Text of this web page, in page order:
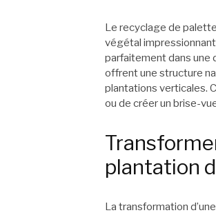
Le recyclage de
végétal
parfaitement dans une
offrent une structure
plantations verticales.
ou de créer un brise-
plantation
La transformation